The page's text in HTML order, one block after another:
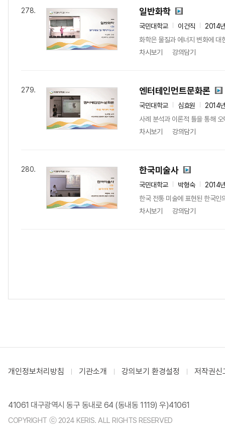
278. 일반화학
국민대학교 이건직
2014
화학은 물질과 에너지 변화에 대
차시보기
강의담기
279. 엔터테인먼트문화론
국민대학교 심효원
2014
사례 분석과 이론적 틀을 통해
차시보기
강의담기
280. 한국미술사
국민대학교 박형숙
2014
한국 전통 미술에 표현된 한국인
차시보기
강의담기
개인정보처리방침 기관소개 강의보기 환경설정 저작권신
41061 대구광역시 동구 동내로 64 (동내동 1119) 우)41061
COPYRIGHT ⓒ 2024 KERIS. ALL RIGHTS RESERVED